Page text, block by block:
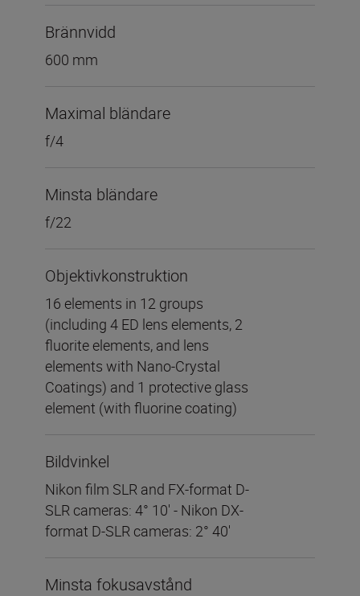
Brännvidd
600 mm
Maximal bländare
f/4
Minsta bländare
f/22
Objektivkonstruktion
16 elements in 12 groups
(including 4 ED lens elements, 2
fluorite elements, and lens
elements with Nano-Crystal
Coatings) and 1 protective glass
element (with fluorine coating)
Bildvinkel
Nikon film SLR and FX-format D-
SLR cameras: 4° 10' - Nikon DX-
format D-SLR cameras: 2° 40'
Minsta fokusavstånd